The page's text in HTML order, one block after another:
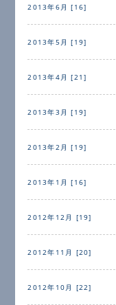
2013年6月 [16]
2013年5月 [19]
2013年4月 [21]
2013年3月 [19]
2013年2月 [19]
2013年1月 [16]
2012年12月 [19]
2012年11月 [20]
2012年10月 [22]